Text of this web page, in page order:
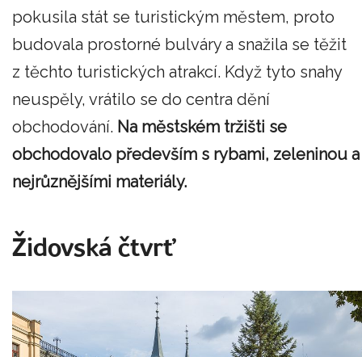
pokusila stát se turistickým městem, proto
budovala prostorné bulváry a snažila se těžit
z těchto turistických atrakcí. Když tyto snahy
neuspěly, vrátilo se do centra dění
obchodování. Na městském tržišti se
obchodovalo především s rybami, zeleninou a
nejrůznějšími materiály.
Židovská čtvrť